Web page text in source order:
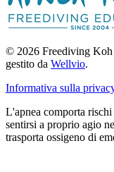
© 2026 Freediving
gestito da Wellvio.
Informativa sulla
L'apnea comporta
sentirsi a proprio agio
trasporta ossigeno di